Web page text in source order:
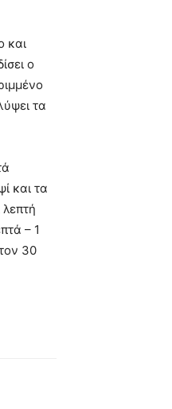
και
ο
τα
και τα
– 1
30